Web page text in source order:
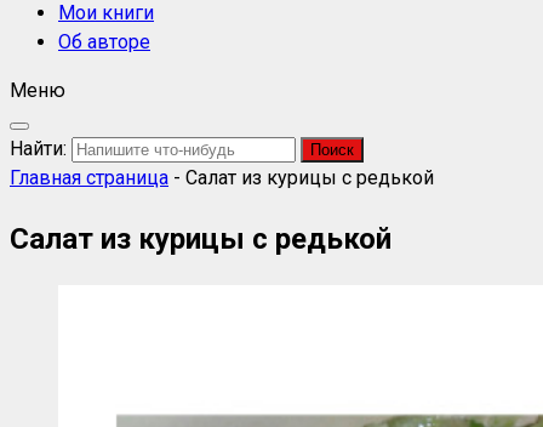
Мои книги
Об авторе
Меню
Найти:
Главная страница - Салат из курицы с редькой
Салат из курицы с редькой